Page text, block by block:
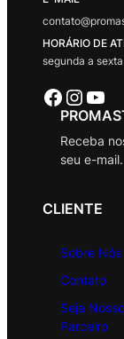
HORÁRIO DE
segunda a
Facebook Instagram Youtube
Receba
seu e-mail.
CLIENTE
Sobre Nós
Contato
Seja Nosso
Parceiro